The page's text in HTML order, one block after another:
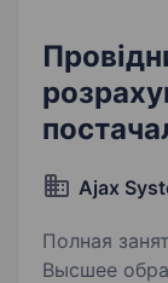
Ajax
Полная
Высшее